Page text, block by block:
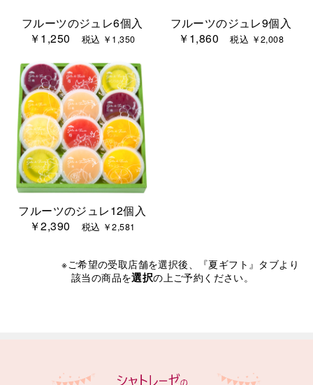
フルーツのジュレ6個入
￥1,250
税込 ￥1,350
フルーツのジュレ9個入
￥1,860税込 ￥2,008
フルーツのジュレ12個入
￥2,390
税込 ￥2,581
※ご希望の受取店舗を選択後、『夏ギフト』タブより
該当の商品を選択の上ご予約ください。